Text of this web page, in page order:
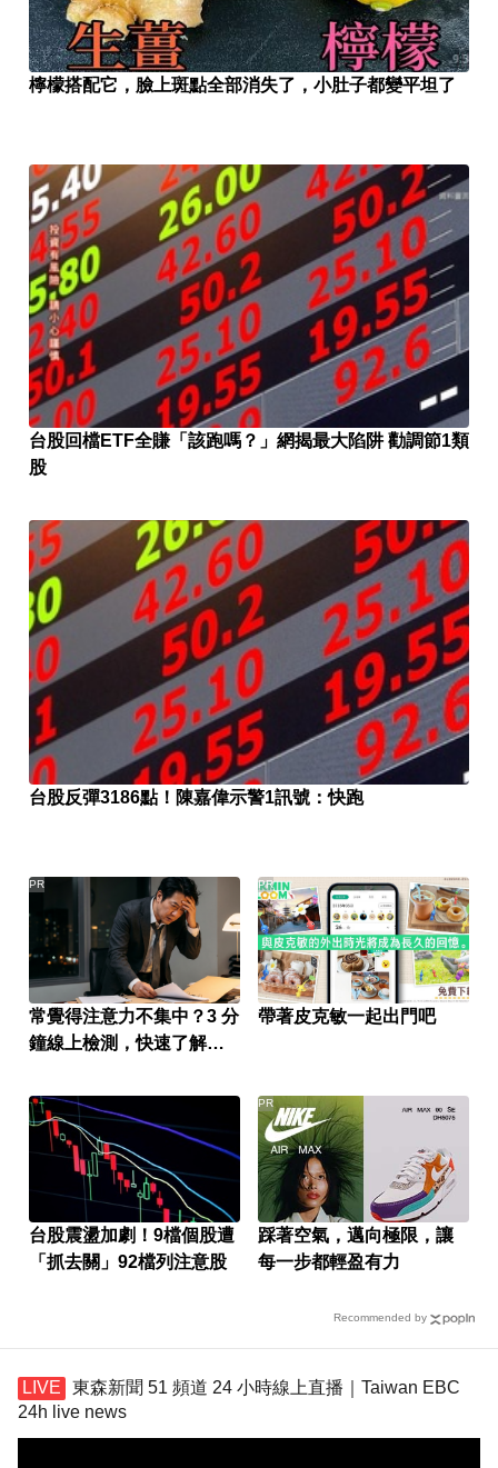
檸檬搭配它，臉上斑點全部消失了，小肚子都變平坦了
台股回檔ETF全賺「該跑嗎？」網揭最大陷阱 勸調節1類
股
台股反彈3186點！陳嘉偉示警1訊號：快跑
常覺得注意力不集中？3 分
鐘線上檢測，快速了解腦
PR
帶著皮克敏一起出門吧
PR
台股震盪加劇！9檔個股遭
「抓去關」92檔列注意股
踩著空氣，邁向極限，讓
每一步都輕盈有力
PR
Recommended by
東森新聞 51 頻道 24 小時線上直播｜Taiwan EBC
24h live news